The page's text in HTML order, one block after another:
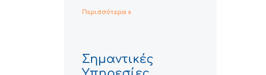
Περισσότερα »
Σημαντικές